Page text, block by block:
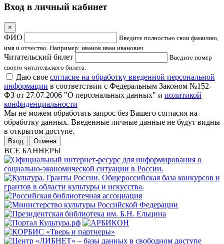
Вход в личный кабинет
×
ФИО
Введите полностью свои фамилию,
имя и отчество. Например: иванов иван иванович
Читательский билет
Введите номер
своего читательского билета.
Даю свое согласие на обработку введенной персональной
информации в соответствии с Федеральным Законом №152-
ФЗ от 27.07.2006 "О персональных данных" и политикой
конфиденциальности
Мы не можем обработать запрос без Вашего согласия на
обработку данных. Введенные личные данные не будут видны
в открытом доступе.
Отмена
ВСЕ БАННЕРЫ